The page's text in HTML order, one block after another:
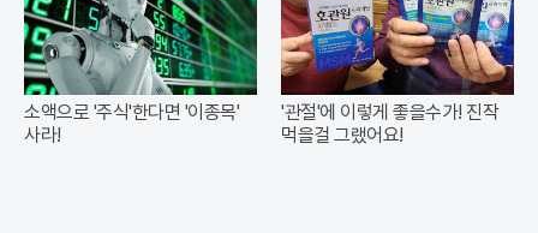
소액으로 '주식'한다면 '이종목'
사라!
'관절'에 이렇게 좋을수가! 진작
먹을걸 그랬어요!